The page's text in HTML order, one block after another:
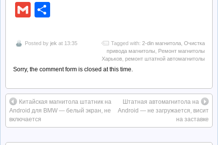
Gmail
Posted by jek at 13:35 Tagged with: 2-din магнитола Очистка
привода магнитолы
Ремонт магнитолы
Харьков ремонт штатной автомагнитолы
Sorry, the comment form is closed at this time.
Китайская магнитола штатник на
Android для BMW — белый экран, не
включается
Штатная автомагнитола на
Android — не загружается, висит
на заставке